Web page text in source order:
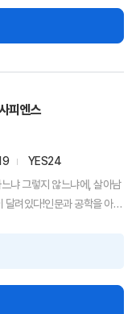
피엔스
YES24
냐 그렇지 않느냐에, 살아남
달려있다!인문과 공학을 아우